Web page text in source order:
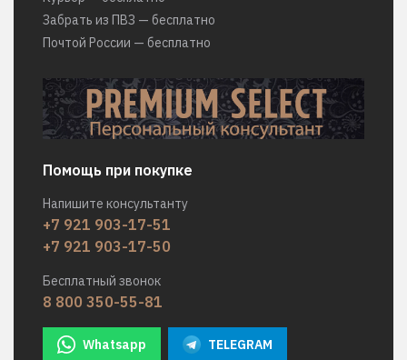
Забрать из ПВЗ — бесплатно
Почтой России — бесплатно
Помощь при покупке
Напишите консультанту
+7 921 903-17-51
+7 921 903-17-50
Бесплатный звонок
8 800 350-55-81
Whatsapp TELEGRAM